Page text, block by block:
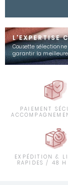
L'EXPERTISE
Cousette
garantir la meilleure
PAIEMENT
EXPÉDITION &
RAPIDES / 48 H